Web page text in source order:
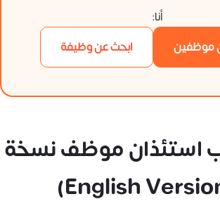
أنا:
موظفين
ابحث عن وظيفة
استئذان موظف نسخة